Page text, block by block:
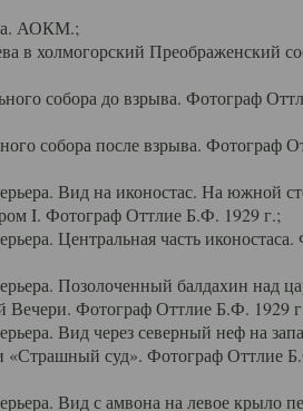
АОКМ.;
в холмогорский Преображенский
собора до взрыва. Фотограф
собора после взрыва. Фотограф
Вид на иконостас. На южной
I. Фотограф Оттлие Б.Ф. 1929 г.;
Центральная часть иконостаса.
Позолоченный балдахин над
Вечери. Фотограф Оттлие Б.Ф. 1929
Вид через северный неф на
«Страшный суд». Фотограф Оттлие
Вид с амвона на левое крыло